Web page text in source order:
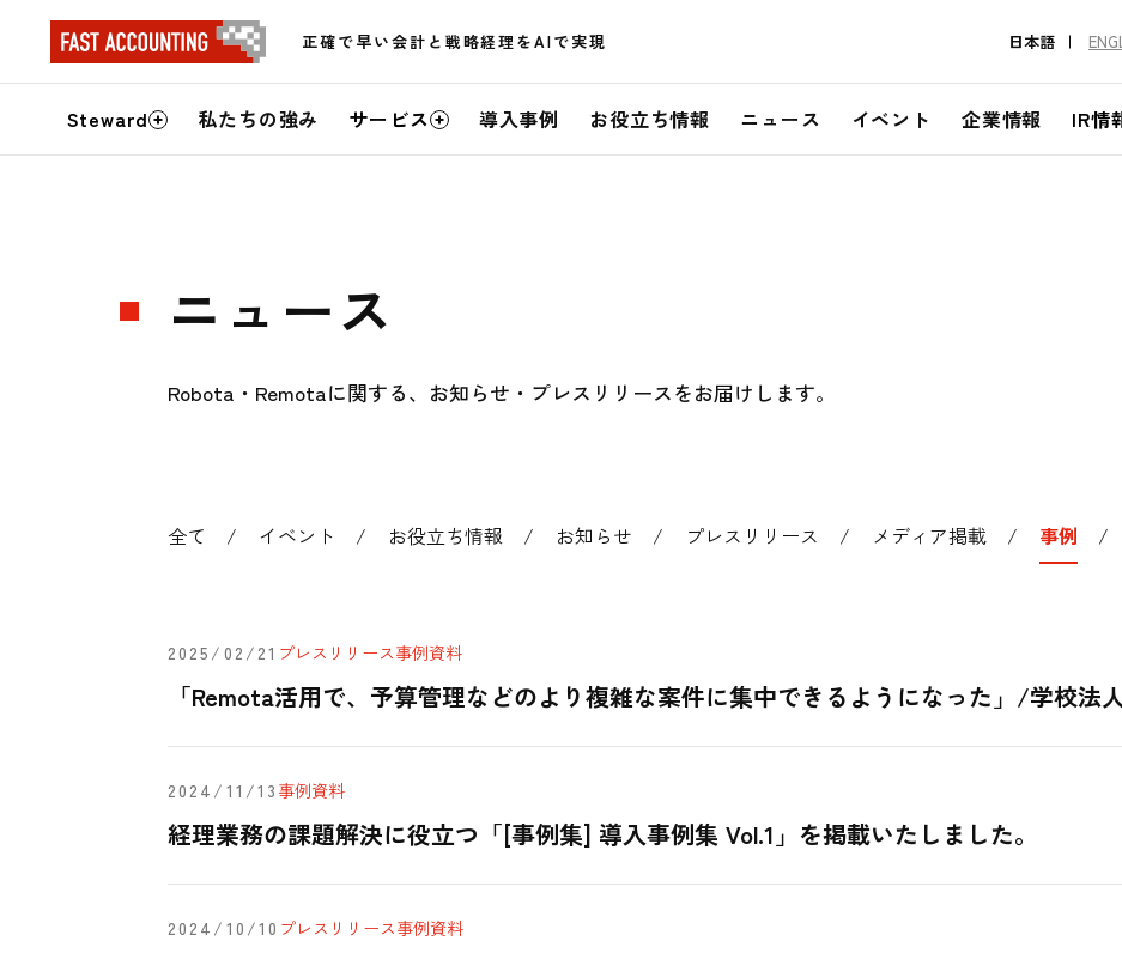
正確で早い会計と戦略経理をAIで実現 日本語
サ
イ
Steward 私たちの強み サービス 導入事例 お役立ち情報 ニュース イベント 企業情報 IR情
ニュース
Robota・Remotaに関する、お知らせ・プレスリリースをお届けします。
全て イベント お役立ち情報 お知らせ プレスリリース メディア掲載 事例
2025/02/21 プレスリリース事例資料
「Remota活用で、予算管理などのより複雑な案件に集中できるようになった」/学校法
2024/11/13 事例資料
経理業務の課題解決に役立つ「[事例集] 導入事例集 Vol.1」を掲載いたしました。
2024/10/10 プレスリリース事例資料